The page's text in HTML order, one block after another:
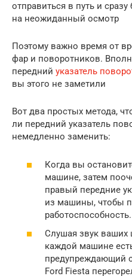
отправиться в путь и сразу
на неожиданный осмотр
Поэтому важно время от
фар и поворотников.
передний указатель
вы этого не заметили
Вот два простых метода,
ли передний указатель
немедленно заменить:
Когда вы
машине, затем
правый передние
из машины, чтобы
работоспособность.
Слушая звук ваших
каждой машине
предупреждающий
Ford Fiesta